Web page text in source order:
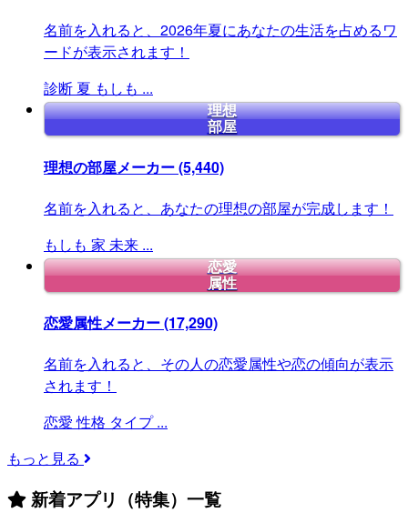
名前を入れると、2026年夏にあなたの生活を占めるワ
ードが表示されます！
診断 夏 もしも ...
理想
部屋
理想の部屋メーカー(5,440)
名前を入れると、あなたの理想の部屋が完成します！
もしも 家 未来 ...
恋愛
属性
恋愛属性メーカー(17,290)
名前を入れると、その人の恋愛属性や恋の傾向が表示
されます！
恋愛 性格 タイプ ...
もっと見る
新着アプリ（特集）一覧